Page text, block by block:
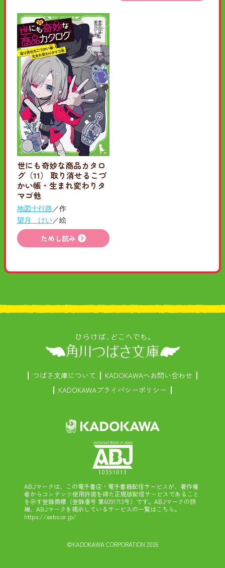
世にも奇妙な商品カタロ
グ（11） 取り消せるこづ
かい帳・生まれ変わりタ
マゴ他
地図十行路 ／作
望月 けい／絵
ためし読み
つばさ文庫について
KADOKAWAへお問い合わせ
KADOKAWAプライバシーポリシー
ABJマークは、この電子書店・電子書籍配信サービスが、著作権
者からコンテンツ使用許諾を得た正規版配信サービスであること
を示す登録商標（登録番号 第6091713号）です。ABJマークの詳
細、ABJマークを掲示しているサービスの一覧はこちら。
https://aebs.or.jp/
©KADOKAWA CORPORATION 2026